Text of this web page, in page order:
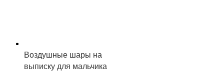
Воздушные шары на
выписку для мальчика